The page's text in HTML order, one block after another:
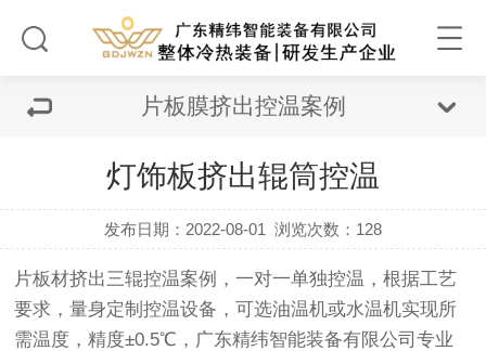
片板膜挤出控温案例
灯饰板挤出辊筒控温
发布日期：2022-08-01 浏览次数： 128
片板材挤出三辊控温案例，一对一单独控温，根据工艺
要求，量身定制控温设备，可选油温机或水温机实现所
需温度，精度±0.5℃， 广东精纬智能装备有限公司专业